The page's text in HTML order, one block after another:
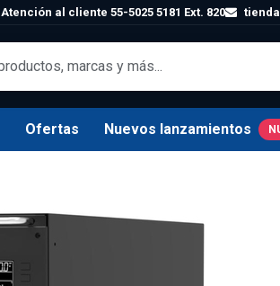
Atención al cliente 55-5025 5181 Ext. 820
Ofertas Nuevos lanzamientos